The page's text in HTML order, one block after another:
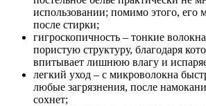
использовании; помимо этого, его
после стирки;
гигроскопичность – тонкие
пористую структуру, благодаря
впитывает лишнюю влагу и
легкий уход – с микроволокна
любые загрязнения, после
сохнет;